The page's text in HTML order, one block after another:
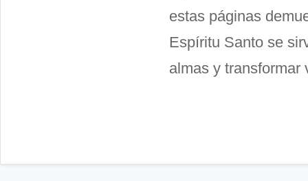
estas páginas
Espíritu Santo se
almas y transformar